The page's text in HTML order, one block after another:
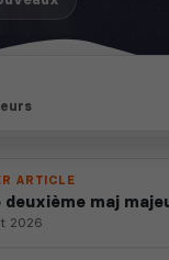
ARTICLE
deuxième maj
ligne
2026